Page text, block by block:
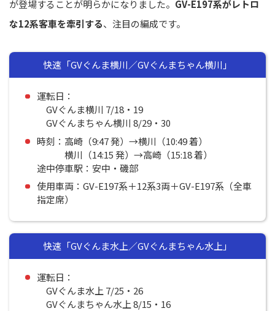
が登場することが明らかになりました。 GV-E197系がレトロ
な12系客車を牽引する、注目の編成です。
快速「GVぐんま横川／GVぐんまちゃん横川」
運転日：
GVぐんま横川 7/18・19
GVぐんまちゃん横川 8/29・30
時刻：高崎（9:47 発）→横川（10:49 着）
横川（14:15 発）→高崎（15:18 着）
途中停車駅：安中・磯部
使用車両：GV-E197系＋12系3両＋GV-E197系（全車
指定席）
快速「GVぐんま水上／GVぐんまちゃん水上」
運転日：
GVぐんま水上 7/25・26
GVぐんまちゃん水上 8/15・16